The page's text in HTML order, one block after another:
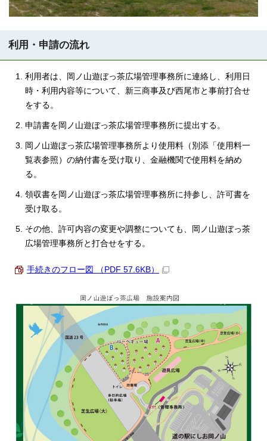
利用・申請の流れ
利用者は、岡ノ山遊ぼっ茶広場管理事務所に連絡し、利用日
時・利用内容等について、新三商事及び西尾市と事前打合せ
をする。
申請書を岡ノ山遊ぼっ茶広場管理事務所に提出する。
岡ノ山遊ぼっ茶広場管理事務所より使用料（別添「使用料一
覧表参照）の納付書を受け取り、金融機関で使用料を納め
る。
領収書を岡ノ山遊ぼっ茶広場管理事務所に持参し、許可書を
受け取る。
その他、許可内容の変更や調整についても、岡ノ山遊ぼっ茶
広場管理事務所と打合せをする。
手続きのフロー図 （PDF 57.6KB）